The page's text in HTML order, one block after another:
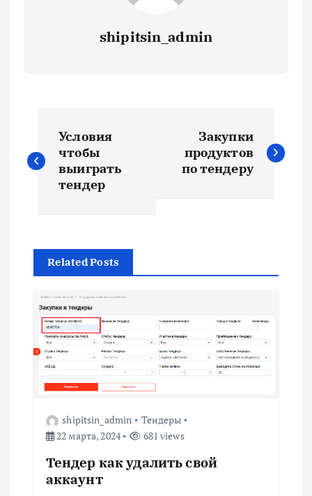
shipitsin_admin
а
г
ц
и
Условия
чтобы
выиграть
тендер
Закупки
продуктов
по тендеру
Related Posts
shipitsin_admin
Тендеры
22 марта, 2024
681 views
Тендер как удалить свой
аккаунт